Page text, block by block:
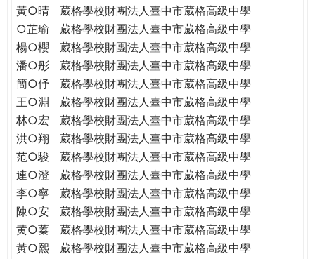
黃○晴
葳格學校財團法人臺中市葳格高級中學
○芷瑜
葳格學校財團法人臺中市葳格高級中學
楊○櫻
葳格學校財團法人臺中市葳格高級中學
潘○彤
葳格學校財團法人臺中市葳格高級中學
簡○伃
葳格學校財團法人臺中市葳格高級中學
王○淵
葳格學校財團法人臺中市葳格高級中學
林○宏
葳格學校財團法人臺中市葳格高級中學
洪○翔
葳格學校財團法人臺中市葳格高級中學
范○駿
葳格學校財團法人臺中市葳格高級中學
連○澄
葳格學校財團法人臺中市葳格高級中學
李○寧
葳格學校財團法人臺中市葳格高級中學
陳○安
葳格學校財團法人臺中市葳格高級中學
黄○蓁
葳格學校財團法人臺中市葳格高級中學
黃○熙
葳格學校財團法人臺中市葳格高級中學